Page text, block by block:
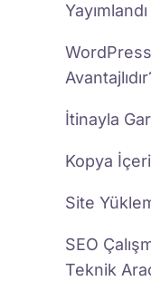
Yayımlandı
WordPress
İtinayla
Kopya
Site
SEO
Teknik